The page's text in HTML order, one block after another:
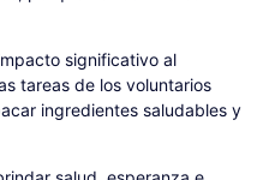
significativo al
tareas de los voluntarios
ingredientes saludables y